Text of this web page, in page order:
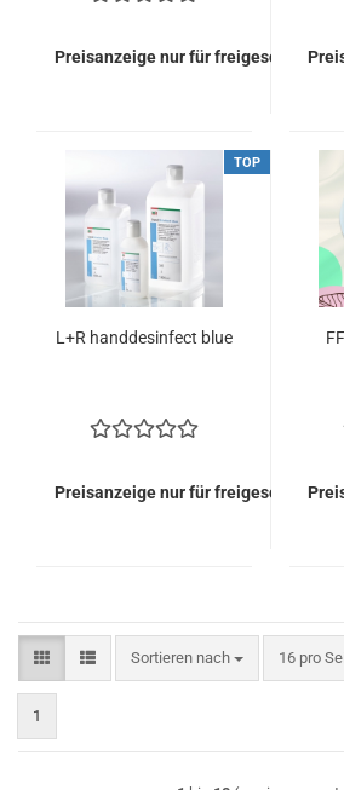
Preisanzeige nur für freigeschaltete
TOP
L+R handdesinfect blue
Preisanzeige nur für freigeschaltete
Sortieren nach
Sortieren nach 16 pro
pro Seite
1